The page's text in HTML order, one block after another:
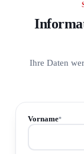
Ihre Daten
Vorname*